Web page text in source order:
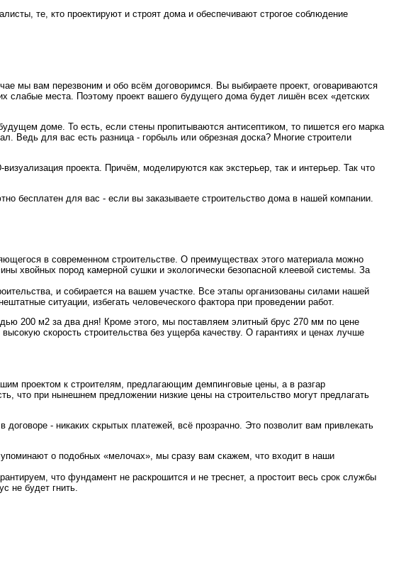
те, кто проектируют и строят дома и обеспечивают строгое соблюдение
мы вам перезвоним и обо всём договоримся. Вы выбираете проект, оговариваются
слабые места. Поэтому проект вашего будущего дома будет лишён всех «детских
доме. То есть, если стены пропитываются антисептиком, то пишется его марка
Ведь для вас есть разница - горбыль или обрезная доска? Многие строители
проекта. Причём, моделируются как экстерьер, так и интерьер. Так что
бесплатен для вас - если вы заказываете строительство дома в нашей компании.
в современном строительстве. О преимуществах этого материала можно
хвойных пород камерной сушки и экологически безопасной клеевой системы. За
и собирается на вашем участке. Все этапы организованы силами нашей
ситуации, избегать человеческого фактора при проведении работ.
200 м2 за два дня! Кроме этого, мы поставляем элитный брус 270 мм по цене
скорость строительства без ущерба качеству. О гарантиях и ценах лучше
проектом к строителям, предлагающим демпинговые цены, а в разгар
что при нынешнем предложении низкие цены на строительство могут предлагать
договоре - никаких скрытых платежей, всё прозрачно. Это позволит вам привлекать
о подобных «мелочах», мы сразу вам скажем, что входит в наши
что фундамент не раскрошится и не треснет, а простоит весь срок службы
не будет гнить.